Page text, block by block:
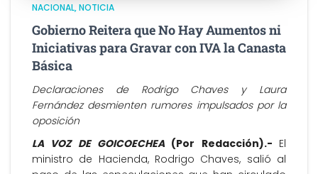
NACIONAL NOTICIA
Gobierno Reitera que No Hay Aumentos ni
Iniciativas para Gravar con IVA la Canasta
Básica
Declaraciones de Rodrigo Chaves y Laura
Fernández desmienten rumores impulsados por la
oposición
LA VOZ DE GOICOECHEA (Por Redacción).- El
ministro de Hacienda, Rodrigo Chaves, salió al